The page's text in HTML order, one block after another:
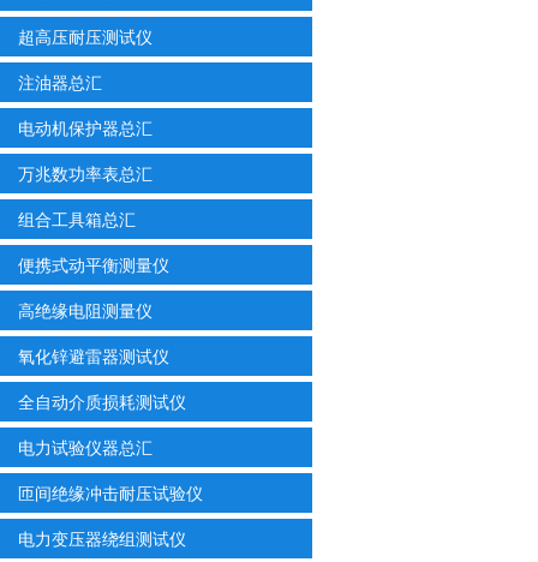
超高压耐压测试仪
注油器总汇
电动机保护器总汇
万兆数功率表总汇
组合工具箱总汇
便携式动平衡测量仪
高绝缘电阻测量仪
氧化锌避雷器测试仪
全自动介质损耗测试仪
电力试验仪器总汇
匝间绝缘冲击耐压试验仪
电力变压器绕组测试仪